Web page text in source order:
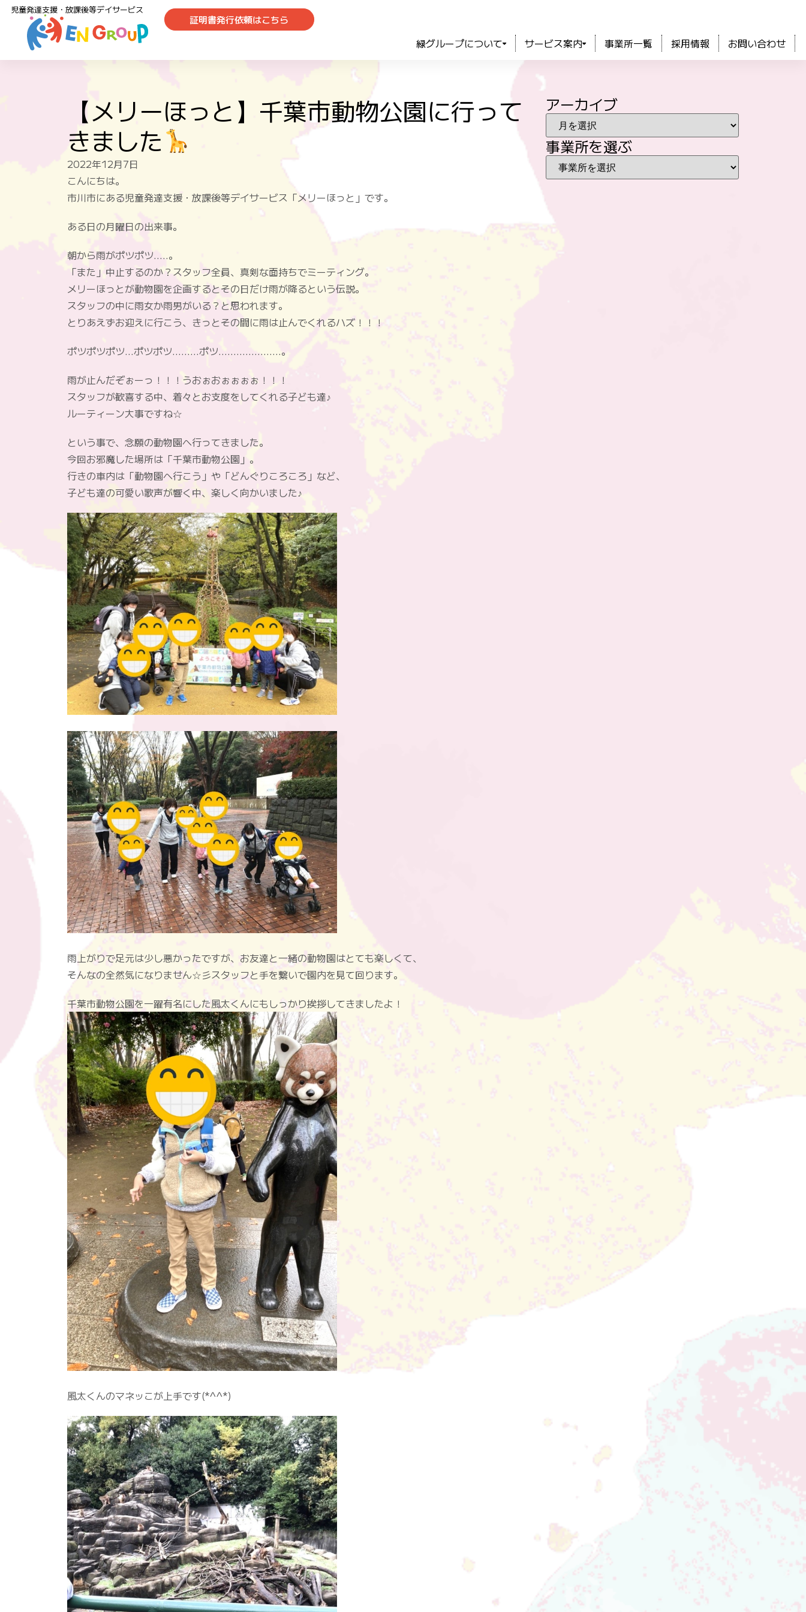
児童発達支援・放課後等デイサービス
証明書発行依頼はこちら
緑グループについて サービス案内 事業所一覧 採用情報 お問い合わせ
【メリーほっと】千葉市動物公園に行って
きました
2022年12月7日
こんにちは。
市川市にある児童発達支援・放課後等デイサービス「メリーほっと」です。
ある日の月曜日の出来事。
朝から雨がポツポツ…..。
「また」中止するのか？スタッフ全員、真剣な面持ちでミーティング。
メリーほっとが動物園を企画するとその日だけ雨が降るという伝説。
スタッフの中に雨女か雨男がいる？と思われます。
とりあえずお迎えに行こう、きっとその間に雨は止んでくれるハズ！！！
ポツポツポツ…ポツポツ………ポツ…………………。
雨が止んだぞぉーっ！！！うおぉおぉぉぉぉ！！！
スタッフが歓喜する中、着々とお支度をしてくれる子ども達♪
ルーティーン大事ですね☆
という事で、念願の動物園へ行ってきました。
今回お邪魔した場所は「千葉市動物公園」。
行きの車内は「動物園へ行こう」や「どんぐりころころ」など、
子ども達の可愛い歌声が響く中、楽しく向かいました♪
雨上がりで足元は少し悪かったですが、お友達と一緒の動物園はとても楽しくて、
そんなの全然気になりません☆彡スタッフと手を繋いで園内を見て回ります。
千葉市動物公園を一躍有名にした風太くんにもしっかり挨拶してきましたよ！
風太くんのマネッこが上手です(*^^*)
アーカイブ
事業所を選ぶ